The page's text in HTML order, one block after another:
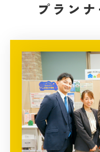
プラン